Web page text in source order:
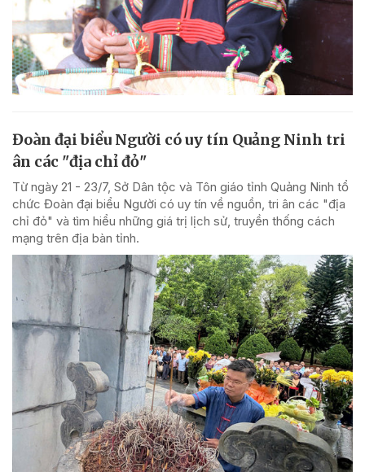
Đoàn đại biểu Người có uy tín Quảng Ninh tri
ân các "địa chỉ đỏ"
Từ ngày 21 - 23/7, Sở Dân tộc và Tôn giáo tỉnh Quảng Ninh tổ
chức Đoàn đại biểu Người có uy tín về nguồn, tri ân các "địa
chỉ đỏ" và tìm hiểu những giá trị lịch sử, truyền thống cách
mạng trên địa bàn tỉnh.